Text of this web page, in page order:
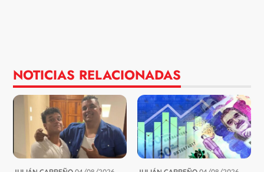
NOTICIAS RELACIONADAS